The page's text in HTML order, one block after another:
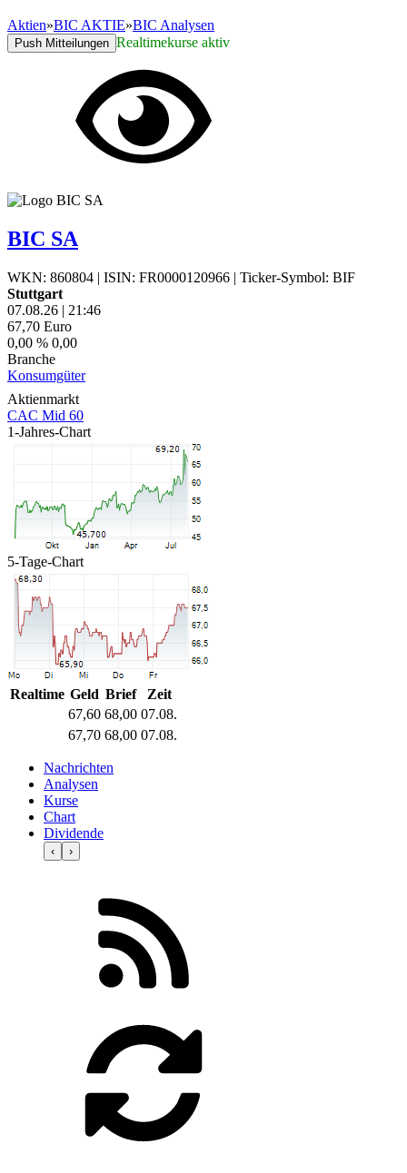
Aktien»BIC AKTIE»BIC Analysen
Push Mitteilungen Realtimekurse aktiv
BIC SA
WKN: 860804 | ISIN: FR0000120966 | Ticker-Symbol: BIF
Stuttgart
07.08.26 | 21:46
67,70 Euro
0,00 % 0,00
Branche
Konsumgüter
Aktienmarkt
CAC Mid 60
1-Jahres-Chart
5-Tage-Chart
Realtime Geld Brief
Zeit
67,60 68,00 07.08.
67,70 68,00 07.08.
Nachrichten
Analysen
Kurse
Chart
Dividende
‹ ›